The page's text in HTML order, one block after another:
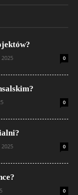
0
0
0
0